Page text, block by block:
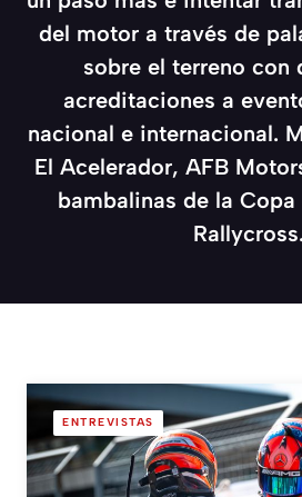
del motor a través de
sobre el terreno con
acreditaciones a
nacional e internacional.
El Acelerador, AFB
bambalinas de la Copa
Rallycross.
ENTREVISTAS